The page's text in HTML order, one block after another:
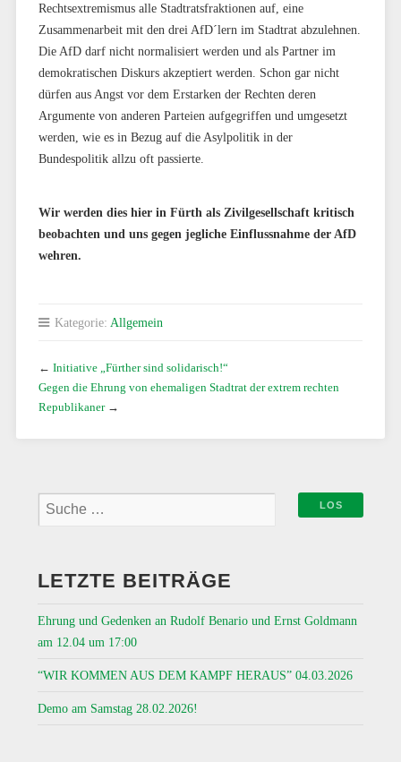
Rechtsextremismus alle Stadtratsfraktionen auf, eine
Zusammenarbeit mit den drei AfD´lern im Stadtrat abzulehnen.
Die AfD darf nicht normalisiert werden und als Partner im
demokratischen Diskurs akzeptiert werden. Schon gar nicht
dürfen aus Angst vor dem Erstarken der Rechten deren
Argumente von anderen Parteien aufgegriffen und umgesetzt
werden, wie es in Bezug auf die Asylpolitik in der
Bundespolitik allzu oft passierte.
Wir werden dies hier in Fürth als Zivilgesellschaft kritisch
beobachten und uns gegen jegliche Einflussnahme der AfD
wehren.
Kategorie: Allgemein
← Initiative „Fürther sind solidarisch!“
Gegen die Ehrung von ehemaligen Stadtrat der extrem rechten
Republikaner→
LETZTE BEITRÄGE
Ehrung und Gedenken an Rudolf Benario und Ernst Goldmann
am 12.04 um 17:00
“WIR KOMMEN AUS DEM KAMPF HERAUS” 04.03.2026
Demo am Samstag 28.02.2026!